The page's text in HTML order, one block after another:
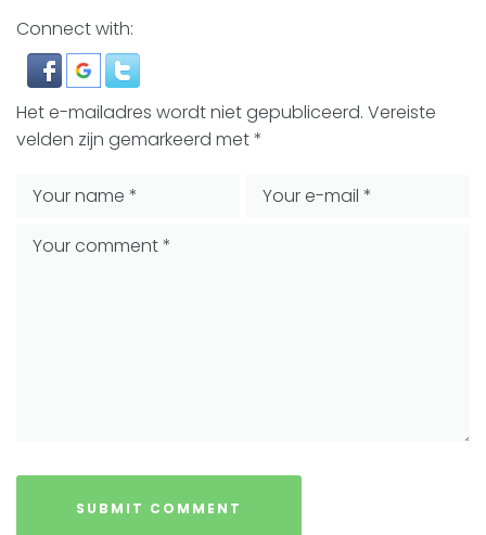
Connect with:
Het e-mailadres wordt niet gepubliceerd. Vereiste
velden zijn gemarkeerd met*